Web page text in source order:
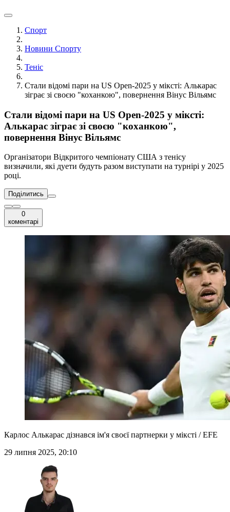
Спорт
Новини Спорту
Теніс
Стали відомі пари на US Open-2025 у міксті: Алькарас
зіграє зі своєю "коханкою", повернення Вінус Вільямс
Стали відомі пари на US Open-2025 у міксті:
Алькарас зіграє зі своєю "коханкою",
повернення Вінус Вільямс
Організатори Відкритого чемпіонату США з тенісу
визначили, які дуети будуть разом виступати на турнірі у 2025
році.
Поділитись
0
коментарі
Карлос Алькарас дізнався ім'я своєї партнерки у міксті / EFE
29 липня 2025, 20:10